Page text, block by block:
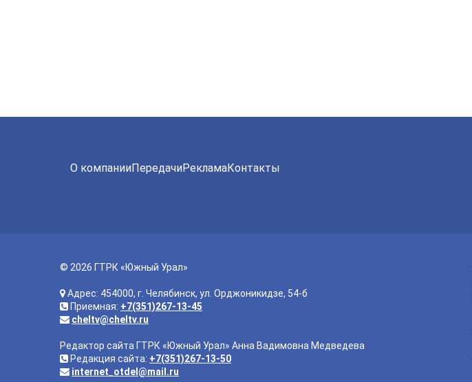
О компанииПередачиРекламаКонтакты
© 2026 ГТРК «Южный Урал»
Адрес: 454000, г. Челябинск, ул. Орджоникидзе, 54-б
Приемная: +7(351)267-13-45
cheltv@cheltv.ru
Редактор сайта ГТРК «Южный Урал» Анна Вадимовна Медведева
Редакция сайта: +7(351)267-13-50
internet_otdel@mail.ru